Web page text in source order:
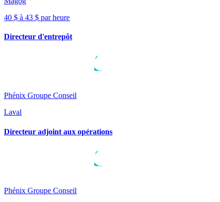
40 $ à 43 $ par heure
Directeur d'entrepôt
Phénix Groupe Conseil
Laval
Directeur adjoint aux opérations
Phénix Groupe Conseil